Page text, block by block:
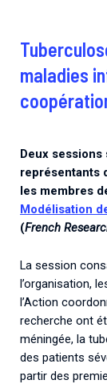
maladies
Deux
représentants
les membres
Modélisation
(French
La session
l’organisation,
l’Action
recherche ont
méningée, la
des patients
partir des